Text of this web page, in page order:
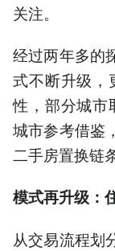
关注。
经过两年多的
式不断升级，
性，部分城市
城市参考借鉴
二手房置换链条
模式再升级：
从交易流程划